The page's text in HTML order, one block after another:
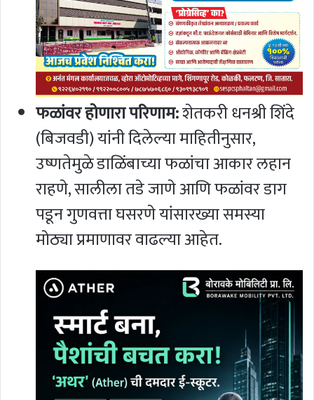
फळांवर होणारा परिणाम:शेतकरी धनश्री शिंदे
(बिजवडी) यांनी दिलेल्या माहितीनुसार,
उष्णतेमुळे डाळिंबाच्या फळांचा आकार लहान
राहणे, सालीला तडे जाणे आणि फळांवर डाग
पडून गुणवत्ता घसरणे यांसारख्या समस्या
मोठ्या प्रमाणावर वाढल्या आहेत.